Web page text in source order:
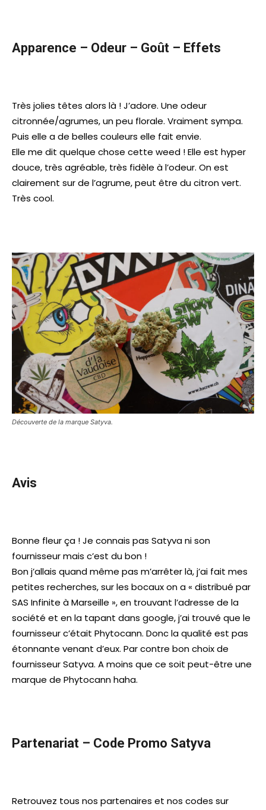
Apparence – Odeur – Goût – Effets
Très jolies têtes alors là ! J’adore. Une odeur
citronnée/agrumes, un peu florale. Vraiment sympa.
Puis elle a de belles couleurs elle fait envie.
Elle me dit quelque chose cette weed ! Elle est hyper
douce, très agréable, très fidèle à l’odeur. On est
clairement sur de l’agrume, peut être du citron vert.
Très cool.
Découverte de la marque Satyva.
Avis
Bonne fleur ça ! Je connais pas Satyva ni son
fournisseur mais c’est du bon !
Bon j’allais quand même pas m’arrêter là, j’ai fait mes
petites recherches, sur les bocaux on a « distribué par
SAS Infinite à Marseille », en trouvant l’adresse de la
société et en la tapant dans google, j’ai trouvé que le
fournisseur c’était Phytocann. Donc la qualité est pas
étonnante venant d’eux. Par contre bon choix de
fournisseur Satyva. A moins que ce soit peut-être une
marque de Phytocann haha.
Partenariat – Code Promo Satyva
Retrouvez tous nos partenaires et nos codes sur